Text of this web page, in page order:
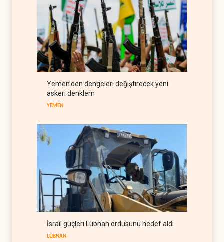
zorlanıyor
BATI YARIM KÜRE 07 Ağustos 2026
İsrail ordusunda helikopter
krizi
İSRAİL 07 Ağustos 2026
yerine askeri üs projesi
Yemen’den dengeleri değiştirecek yeni
askeri denklem
YEMEN
İsrail güçleri Lübnan ordusunu hedef aldı
LÜBNAN